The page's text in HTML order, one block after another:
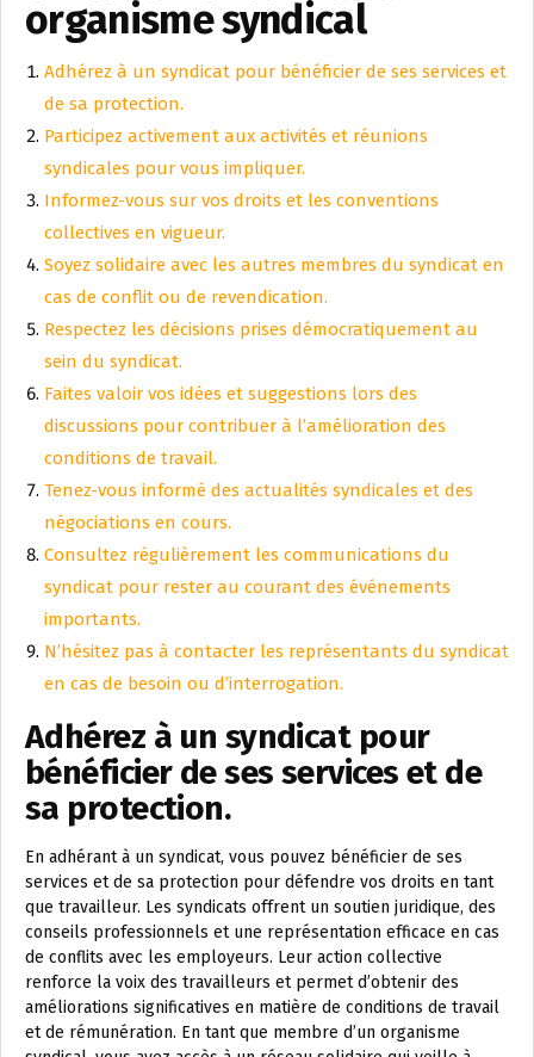
organisme syndical
Adhérez à un syndicat pour bénéficier de ses services et
de sa protection.
Participez activement aux activités et réunions
syndicales pour vous impliquer.
Informez-vous sur vos droits et les conventions
collectives en vigueur.
Soyez solidaire avec les autres membres du syndicat en
cas de conflit ou de revendication.
Respectez les décisions prises démocratiquement au
sein du syndicat.
Faites valoir vos idées et suggestions lors des
discussions pour contribuer à l’amélioration des
conditions de travail.
Tenez-vous informé des actualités syndicales et des
négociations en cours.
Consultez régulièrement les communications du
syndicat pour rester au courant des événements
importants.
N’hésitez pas à contacter les représentants du syndicat
en cas de besoin ou d’interrogation.
Adhérez à un syndicat pour
bénéficier de ses services et de
sa protection.
En adhérant à un syndicat, vous pouvez bénéficier de ses
services et de sa protection pour défendre vos droits en tant
que travailleur. Les syndicats offrent un soutien juridique, des
conseils professionnels et une représentation efficace en cas
de conflits avec les employeurs. Leur action collective
renforce la voix des travailleurs et permet d’obtenir des
améliorations significatives en matière de conditions de travail
et de rémunération. En tant que membre d’un organisme